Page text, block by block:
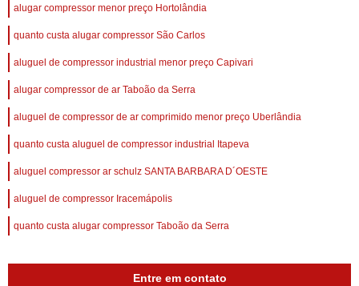
alugar compressor menor preço Hortolândia
quanto custa alugar compressor São Carlos
aluguel de compressor industrial menor preço Capivari
alugar compressor de ar Taboão da Serra
aluguel de compressor de ar comprimido menor preço Uberlândia
quanto custa aluguel de compressor industrial Itapeva
aluguel compressor ar schulz SANTA BARBARA D´OESTE
aluguel de compressor Iracemápolis
quanto custa alugar compressor Taboão da Serra
Entre em contato